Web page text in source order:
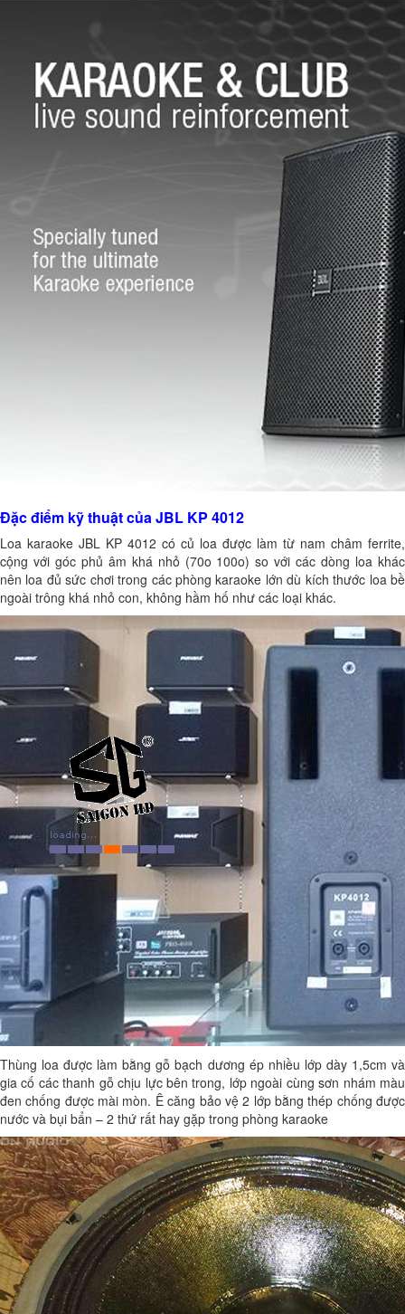
Đặc điểm kỹ thuật của JBL KP 4012
Loa karaoke JBL KP 4012 có củ loa được làm từ nam châm ferrite,
cộng với góc phủ âm khá nhỏ (70o 100o) so với các dòng loa khác
nên loa đủ sức chơi trong các phòng karaoke lớn dù kích thước loa bề
ngoài trông khá nhỏ con, không hầm hố như các loại khác.
Thùng loa được làm bằng gỗ bạch dương ép nhiều lớp dày 1,5cm và
gia cố các thanh gỗ chịu lực bên trong, lớp ngoài cùng sơn nhám màu
đen chống được mài mòn. Ê căng bảo vệ 2 lớp bằng thép chống được
nước và bụi bẩn – 2 thứ rất hay gặp trong phòng karaoke